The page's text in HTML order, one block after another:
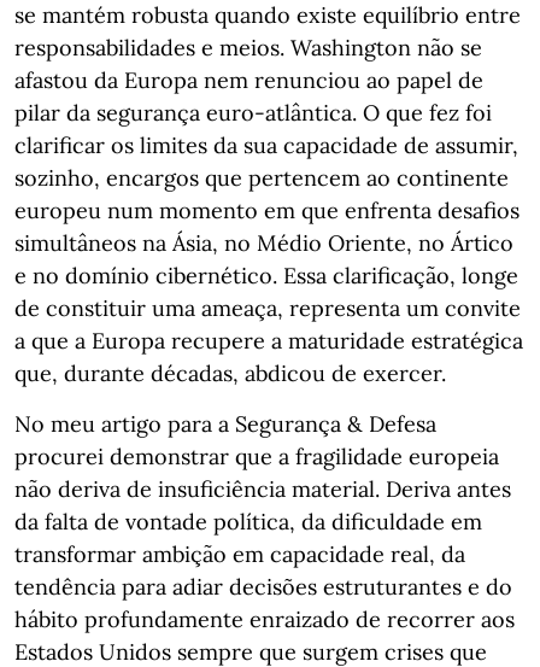
se mantém robusta quando existe equilíbrio entre
responsabilidades e meios. Washington não se
afastou da Europa nem renunciou ao papel de
pilar da segurança euro-atlântica. O que fez foi
clarificar os limites da sua capacidade de assumir,
sozinho, encargos que pertencem ao continente
europeu num momento em que enfrenta desafios
simultâneos na Ásia, no Médio Oriente, no Ártico
e no domínio cibernético. Essa clarificação, longe
de constituir uma ameaça, representa um convite
a que a Europa recupere a maturidade estratégica
que, durante décadas, abdicou de exercer.
No meu artigo para a Segurança & Defesa
procurei demonstrar que a fragilidade europeia
não deriva de insuficiência material. Deriva antes
da falta de vontade política, da dificuldade em
transformar ambição em capacidade real, da
tendência para adiar decisões estruturantes e do
hábito profundamente enraizado de recorrer aos
Estados Unidos sempre que surgem crises que